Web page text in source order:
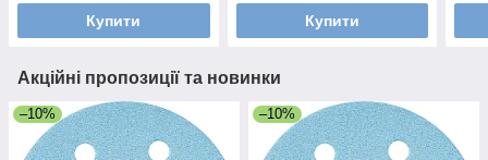
Купити Купити
Акційні пропозиції та новинки
–10% –10%